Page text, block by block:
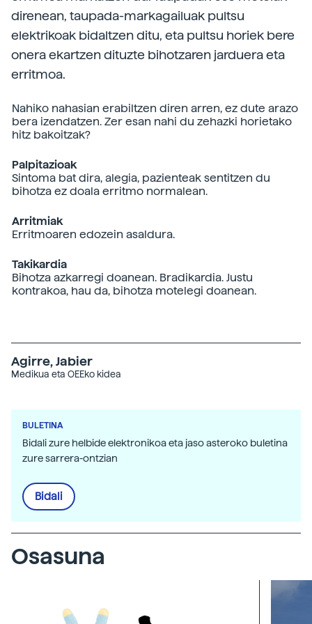
direnean, taupada-markagailuak pultsu
elektrikoak bidaltzen ditu, eta pultsu horiek bere
onera ekartzen dituzte bihotzaren jarduera eta
erritmoa.
Nahiko nahasian erabiltzen diren arren, ez dute arazo
bera izendatzen. Zer esan nahi du zehazki horietako
hitz bakoitzak?
Palpitazioak
Sintoma bat dira, alegia, pazienteak sentitzen du
bihotza ez doala erritmo normalean.
Arritmiak
Erritmoaren edozein asaldura.
Takikardia
Bihotza azkarregi doanean. Bradikardia. Justu
kontrakoa, hau da, bihotza motelegi doanean.
Agirre, Jabier
Medikua eta OEEko kidea
BULETINA
Bidali zure helbide elektronikoa eta jaso asteroko buletina
zure sarrera-ontzian
Bidali
Osasuna